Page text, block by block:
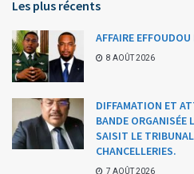
Les plus récents
AFFAIRE
8 AOÛT 2026
DIFFAMATION ET
BANDE ORGANISÉE
SAISIT LE
CHANCELLERIES.
7 AOÛT 2026